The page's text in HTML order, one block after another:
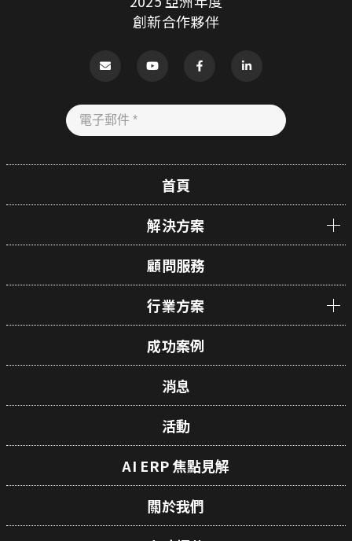
創新合作夥伴
首頁
解決方案
顧問服務
行業方案
成功案例
消息
活動
AI ERP 焦點見解
關於我們